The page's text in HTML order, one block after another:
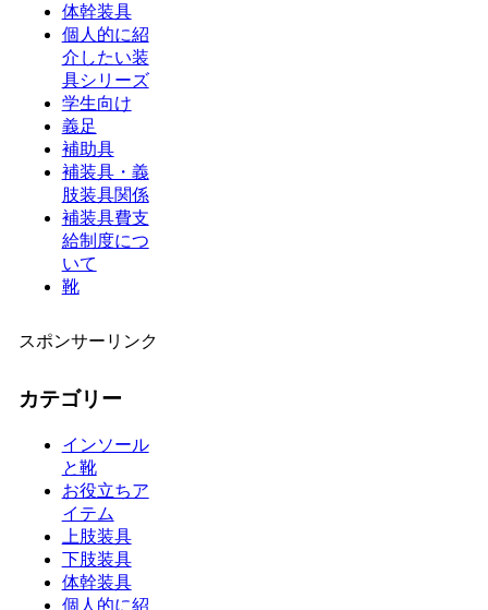
体幹装具
個人的に紹
介したい装
具シリーズ
学生向け
義足
補助具
補装具・義
肢装具関係
補装具費支
給制度につ
いて
靴
スポンサーリンク
カテゴリー
インソール
と靴
お役立ちア
イテム
上肢装具
下肢装具
体幹装具
個人的に紹